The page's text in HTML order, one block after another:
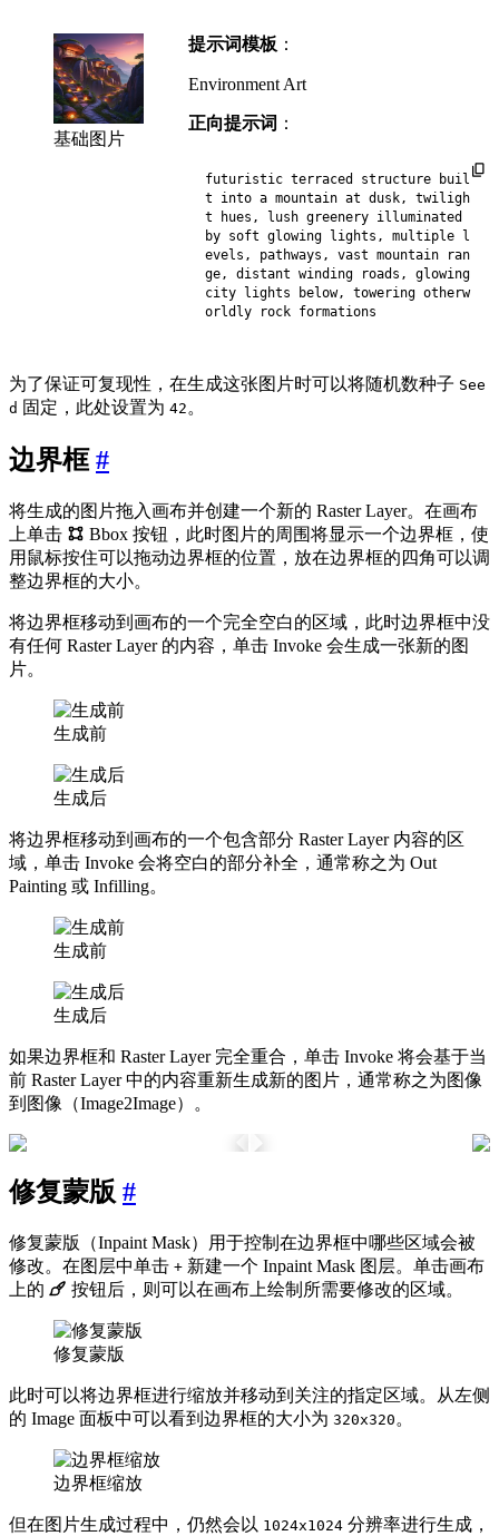
基础图片
提示词模板 ：
Environment Art
正向提示词 ：
futuristic terraced structure buil
t into a mountain at dusk, twiligh
t hues, lush greenery illuminated
by soft glowing lights, multiple l
evels, pathways, vast mountain ran
ge, distant winding roads, glowing
city lights below, towering otherw
为了保证可复现性，在生成这张图片时可以将随机数种子 See
d 固定，此处设置为 42 。
边界框#
将生成的图片拖入画布并创建一个新的 Raster Layer。在画布
上单击
Bbox 按钮，此时图片的周围将显示一个边界框，使
用鼠标按住可以拖动边界框的位置，放在边界框的四角可以调
整边界框的大小。
将边界框移动到画布的一个完全空白的区域，此时边界框中没
有任何 Raster Layer 的内容，单击 Invoke 会生成一张新的图
片。
生成前
生成后
将边界框移动到画布的一个包含部分 Raster Layer 内容的区
域，单击 Invoke 会将空白的部分补全，通常称之为 Out
Painting 或 Infilling。
生成前
生成后
如果边界框和 Raster Layer 完全重合，单击 Invoke 将会基于当
前 Raster Layer 中的内容重新生成新的图片，通常称之为图像
到图像（Image2Image）。
生成前
修复蒙版 #
修复蒙版（Inpaint Mask）用于控制在边界框中哪些区域会被
修改。在图层中单击 + 新建一个 Inpaint Mask 图层。单击画布
上的
按钮后，则可以在画布上绘制所需要修改的区域。
修复蒙版
此时可以将边界框进行缩放并移动到关注的指定区域。从左侧
的 Image 面板中可以看到边界框的大小为 320x320 。
边界框缩放
但在图片生成过程中，仍然会以 1024x1024 分辨率进行生成，